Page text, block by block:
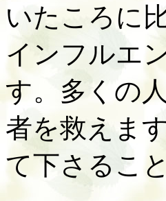
いたころに
インフルエ
す。多くの
者を救えま
て下さるこ